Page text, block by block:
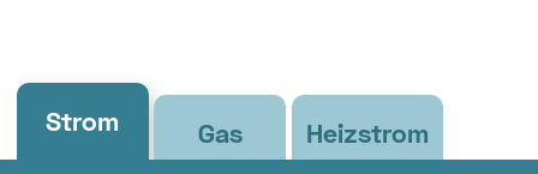
Strom Gas Heizstrom